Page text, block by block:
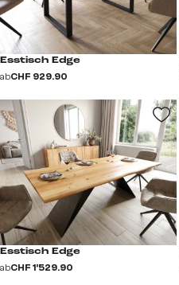
Esstisch Edge
abCHF 929.90
Esstisch Edge
abCHF 1’529.90